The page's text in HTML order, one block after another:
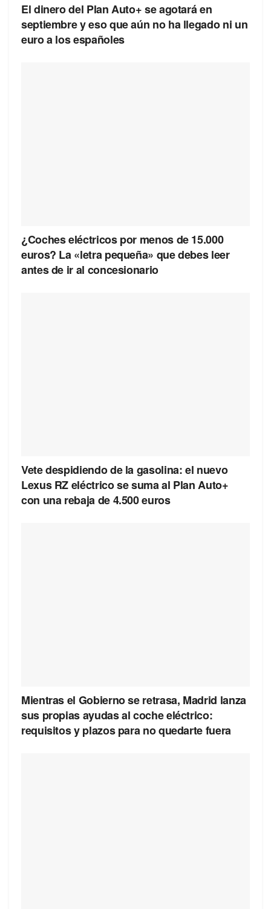
El dinero del Plan Auto+ se agotará en
septiembre y eso que aún no ha llegado ni un
euro a los españoles
¿Coches eléctricos por menos de 15.000
euros? La «letra pequeña» que debes leer
antes de ir al concesionario
Vete despidiendo de la gasolina: el nuevo
Lexus RZ eléctrico se suma al Plan Auto+
con una rebaja de 4.500 euros
Mientras el Gobierno se retrasa, Madrid lanza
sus propias ayudas al coche eléctrico:
requisitos y plazos para no quedarte fuera